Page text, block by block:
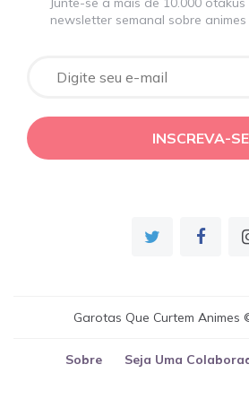
newsletter semanal sobre
Garotas Que Curtem Animes
Sobre Seja Uma